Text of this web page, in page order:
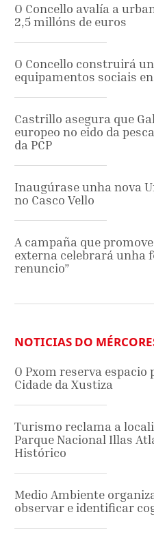
O Concello avalía a
2,5 millóns de euros
O Concello construirá
equipamentos sociais
Castrillo asegura que
europeo no eido da
da PCP
Inaugúrase unha nova
no Casco Vello
A campaña que
externa celebrará unha
renuncio”
NOTICIAS DO
O Pxom reserva espacio
Cidade da Xustiza
Turismo reclama a
Parque Nacional Illas
Histórico
Medio Ambiente
observar e identificar